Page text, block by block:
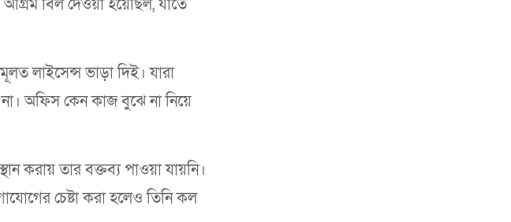
বিল দেওয়া হয়েছিল, যাতে
লাইসেন্স ভাড়া দিই। যারা
অফিস কেন কাজ বুঝে না নিয়ে
করায় তার বক্তব্য পাওয়া যায়নি।
চেষ্টা করা হলেও তিনি কল